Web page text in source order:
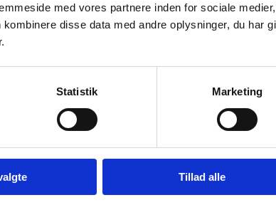
med vores partnere inden for sociale medier,
disse data med andre oplysninger, du har
Statistik Marketing
Tillad alle
Angus Ribeye Steaks - Uruguay VILAFra 119,00kr.
Grainfed Ribeye Hel - Garanti Mør
Fra419,00